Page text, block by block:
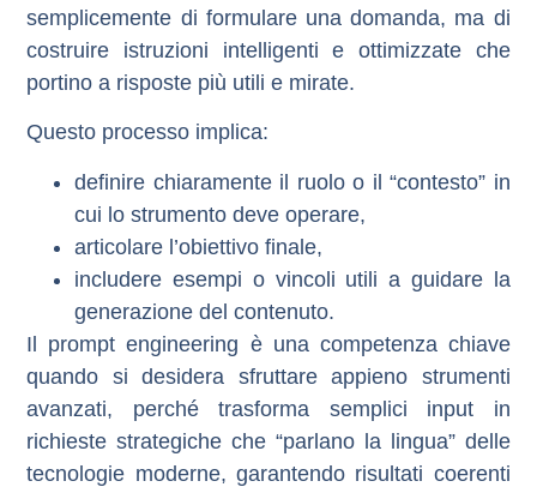
semplicemente di formulare una domanda, ma di
costruire istruzioni intelligenti e ottimizzateche
portino a risposte più utili e mirate.
Questo processo implica:
definire chiaramente il ruolo o il “contesto” in
cui lo strumento deve operare,
articolare l’obiettivo finale,
includere esempi o vincoli utili a guidare la
generazione del contenuto.
Il prompt engineering è una competenza chiave
quando si desidera sfruttare appieno strumenti
avanzati, perché trasforma semplici input in
richieste strategiche che “parlano la lingua” delle
tecnologie moderne, garantendo risultati coerenti